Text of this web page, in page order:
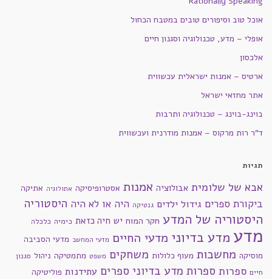
אוכל טוב וסיפורים טובים במטבח הכחול
אופלי – מדע, טכנולוגיה וסגנון חיים
אלכסון
ארטיס – אמנות ישראלית עכשווית
אתר מחזאי ישראל
בוינג-בוינג – טכנולוגיה ותרבות
ד"ר רות מרקוס – אמנות מודרנית ועכשווית
תגיות
אבא של שלומית אבולוציה אמנות אסטרופיסיקה אתולוגיה אתיקה
ביקורת ספרים גידול ילדים גנטיקה היה או לא היה היסטוריה
היסטוריה של המדע חקר המוח יש חיה כזאת כימיה כלכלה
מדע מדע בדיוני מדעי החיים מדעי המחשב מדעי הסביבה
מוסיקה מחשבות מעוף כלולות משחקים משפט מתמטיקה ניהול סגנון
חיים ספרות ספרות מדע בדיוני ספרים עתידנות פוליטיקה